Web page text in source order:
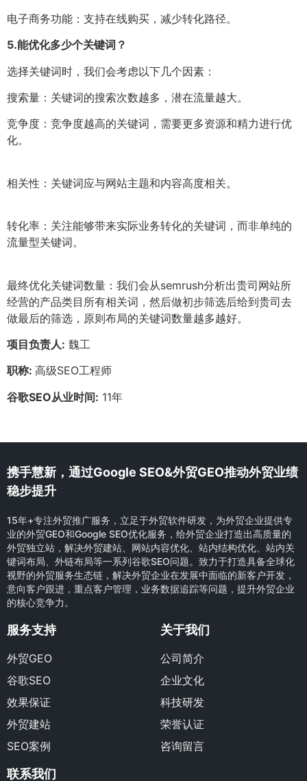
电子商务功能：支持在线购买，减少转化路径。
5.能优化多少个关键词？
选择关键词时，我们会考虑以下几个因素：
搜索量：关键词的搜索次数越多，潜在流量越大。
竞争度：竞争度越高的关键词，需要更多资源和精力进行优
化。
相关性：关键词应与网站主题和内容高度相关。
转化率：关注能够带来实际业务转化的关键词，而非单纯的
流量型关键词。
最终优化关键词数量：我们会从semrush分析出贵司网站所
经营的产品类目所有相关词，然后做初步筛选后给到贵司去
做最后的筛选，原则布局的关键词数量越多越好。
项目负责人: 魏工
职称: 高级SEO工程师
谷歌SEO从业时间: 11年
携手慧新，通过Google SEO&外贸GEO推动外贸业绩
稳步提升
15年+专注外贸推广服务，立足于外贸软件研发，为外贸企业提供专
业的外贸GEO和Google SEO优化服务，给外贸企业打造出高质量的
外贸独立站，解决外贸建站、网站内容优化、站内结构优化、站内关
键词布局、外链布局等一系列谷歌SEO问题。致力于打造具备全球化
视野的外贸服务生态链，解决外贸企业在发展中面临的新客户开发，
意向客户跟进，重点客户管理，业务数据追踪等问题，提升外贸企业
的核心竞争力。
服务支持
外贸GEO
谷歌SEO
效果保证
外贸建站
SEO案例
关于我们
公司简介
企业文化
科技研发
荣誉认证
咨询留言
联系我们